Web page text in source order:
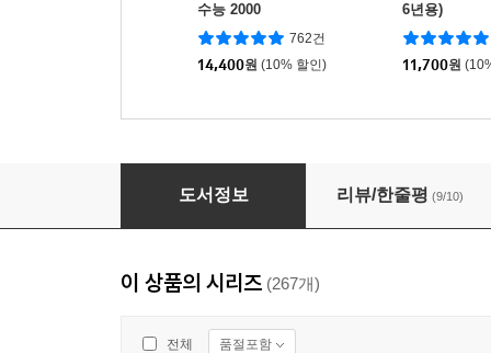
수능 2000
762건
14,400원 (10% 할인)
6년용)
11,700원
내신콘서트 중학영어 기출문제집 [1학기 기말
도서정보 리뷰/한줄평 (9/10)
이 상품의 시리즈 (267개)
전체 품절포함